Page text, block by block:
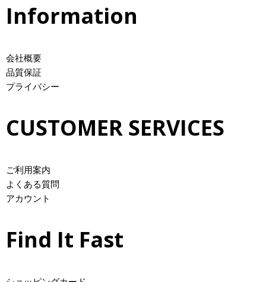
Information
会社概要
品質保証
プライバシー
CUSTOMER SERVICES
ご利用案内
よくある質問
アカウント
Find It Fast